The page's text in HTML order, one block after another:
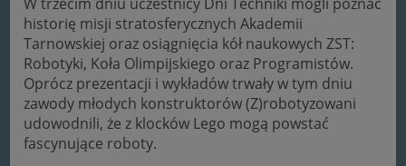
historię misji stratosferycznych Akademii
Tarnowskiej oraz osiągnięcia kół naukowych ZST:
Robotyki, Koła Olimpijskiego oraz Programistów.
Oprócz prezentacji i wykładów trwały w tym dniu
zawody młodych konstruktorów (Z)robotyzowani
udowodnili, że z klocków Lego mogą powstać
fascynujące roboty.